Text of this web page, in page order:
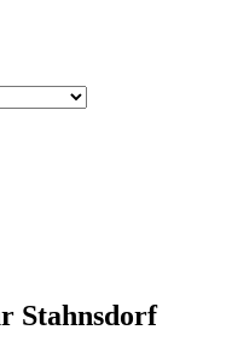
Stahnsdorf